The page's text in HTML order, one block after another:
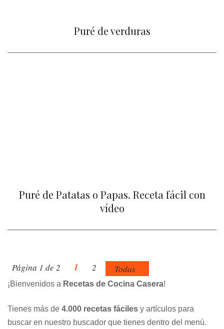
Puré de verduras
Puré de Patatas o Papas. Receta fácil con
vídeo
Página 1 de 2 1 2 Todas
¡Bienvenidos a Recetas de Cocina Casera!
Tienes más de 4.000 recetas fáciles y artículos para
buscar en nuestro buscador que tienes dentro del menú.